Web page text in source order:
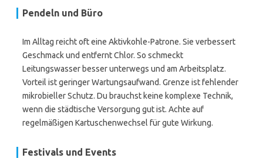
Pendeln und Büro
Im Alltag reicht oft eine Aktivkohle-Patrone. Sie verbessert
Geschmack und entfernt Chlor. So schmeckt
Leitungswasser besser unterwegs und am Arbeitsplatz.
Vorteil ist geringer Wartungsaufwand. Grenze ist fehlender
mikrobieller Schutz. Du brauchst keine komplexe Technik,
wenn die städtische Versorgung gut ist. Achte auf
regelmäßigen Kartuschenwechsel für gute Wirkung.
Festivals und Events